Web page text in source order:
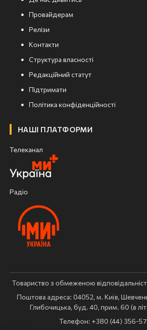
Провайдерам
Релізи
Контакти
Структура власності
Редакційний статут
Підтримати
Політика конфіденційності
НАШІ ПЛАТФОРМИ
Телеканал
Радіо
Товариство з обмеженою
Поштова адреса: 04052, м. Київ,
Глибочицька, буд. 40, прим. 60 (в
Телефон: +380 (44) 356-